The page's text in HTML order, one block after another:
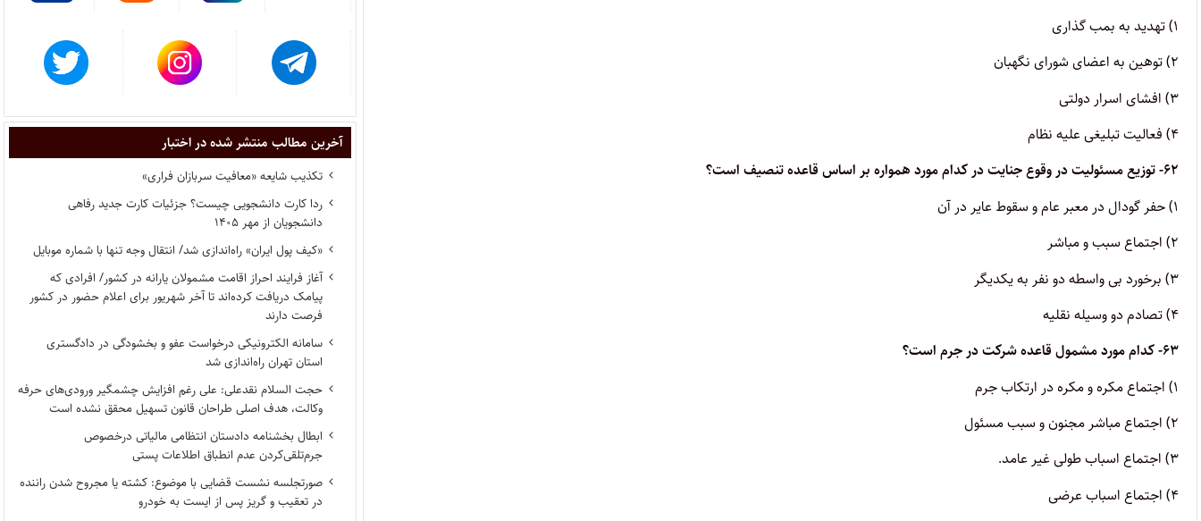
۱) تهدید به بمب گذاری
۲) توهین به اعضای شورای نگهبان
۳) افشای اسرار دولتی
۴) فعالیت تبلیغی علیه نظام
۶۲- توزیع مسئولیت در وقوع جنایت در کدام مورد همواره بر اساس قاعده تنصیف است؟
۱) حفر گودال در معبر عام و سقوط عایر در آن
۲) اجتماع سبب و مباشر
۳) برخورد بی واسطه دو نفر به یکدیگر
۴) تصادم دو وسیله نقلیه
۶۳- کدام مورد مشمول قاعده شرکت در جرم است؟
۱) اجتماع مکره و مکره در ارتکاب جرم
۲) اجتماع مباشر مجنون و سبب مسئول
۳) اجتماع اسباب طولی غیر عامد.
۴) اجتماع اسباب عرضی
آخرین مطالب منتشر شده در اختبار
تکذیب شایعه «معافیت سربازان فراری»
ردا کارت دانشجویی چیست؟ جزئیات کارت جدید رفاهی
دانشجویان از مهر ۱۴۰۵
«کیف پول ایران» راه‌اندازی شد/ انتقال وجه تنها با شماره موبایل
آغاز فرایند احراز اقامت مشمولان یارانه در کشور/ افرادی که
پیامک دریافت کرده‌اند تا آخر شهریور برای اعلام حضور در کشور
فرصت دارند
سامانه الکترونیکی درخواست عفو و بخشودگی در دادگستری
استان تهران راه‌اندازی شد
حجت السلام نقدعلی: علی رغم افزایش چشمگیر ورودی‌های حرفه
وکالت، هدف اصلی طراحان قانون تسهیل محقق نشده است
ابطال بخشنامه دادستان انتظامی مالیاتی درخصوص
جرم‌تلقی‌کردن عدم انطباق اطلاعات پستی
صورتجلسه نشست قضایی با موضوع: کشته یا مجروح شدن راننده
در تعقیب و گریز پس از ایست به خودرو